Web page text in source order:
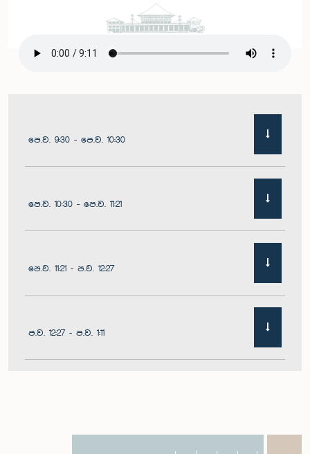
පෙ.ව. 9:30 - පෙ.ව. 10:30
පෙ.ව. 10:30 - පෙ.ව. 11:21
පෙ.ව. 11:21 - ප.ව. 12:27
ප.ව. 12:27 - ප.ව. 1:11